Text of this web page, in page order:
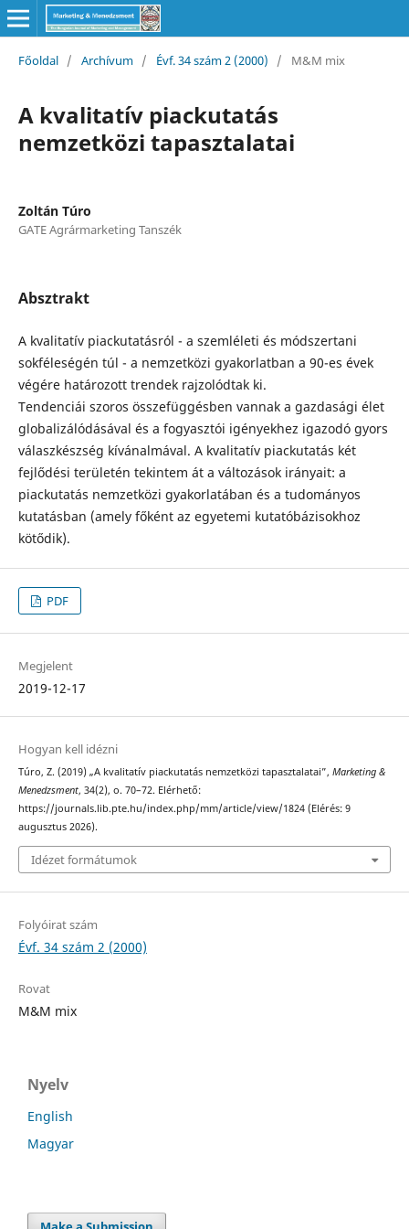
Főoldal / Archívum / Évf. 34 szám 2 (2000) / M&M mix
A kvalitatív piackutatás
nemzetközi tapasztalatai
Zoltán Túro
GATE Agrármarketing Tanszék
Absztrakt
A kvalitatív piackutatásról - a szemléleti és módszertani
sokféleségén túl - a nemzetközi gyakorlatban a 90-es évek
végére határozott trendek rajzolódtak ki.
Tendenciái szoros összefüggésben vannak a gazdasági élet
globalizálódásával és a fogyasztói igényekhez igazodó gyors
válaszkészség kívánalmával. A kvalitatív piackutatás két
fejlődési területén tekintem át a változások irányait: a
piackutatás nemzetközi gyakorlatában és a tudományos
kutatásban (amely főként az egyetemi kutatóbázisokhoz
kötődik).
PDF
Megjelent
2019-12-17
Hogyan kell idézni
Túro, Z. (2019) „A kvalitatív piackutatás nemzetközi tapasztalatai”, Marketing &
Menedzsment, 34(2), o. 70–72. Elérhető:
https://journals.lib.pte.hu/index.php/mm/article/view/1824 (Elérés: 9
augusztus 2026).
Idézet formátumok
Folyóirat szám
Évf. 34 szám 2 (2000)
Rovat
M&M mix
Nyelv
English
Magyar